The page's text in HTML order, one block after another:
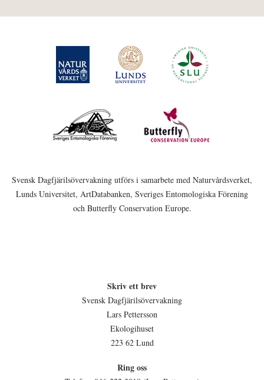
Svensk Dagfjärilsövervakning utförs i samarbete med Naturvårdsverket,
Lunds Universitet, ArtDatabanken, Sveriges Entomologiska Förening
och Butterfly Conservation Europe.
Skriv ett brev
Svensk Dagfjärilsövervakning
Lars Pettersson
Ekologihuset
223 62 Lund
Ring oss